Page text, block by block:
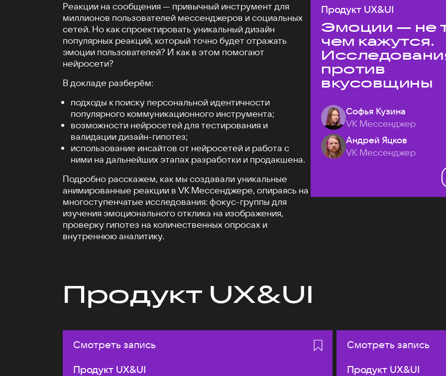
Реакции на сообщения — привычный инструмент для
миллионов пользователей мессенджеров и социальных
сетей. Но как спроектировать уникальный дизайн
популярных реакций, который точно будет отражать
эмоции пользователей? И как в этом помогают
нейросети?
В докладе разберём:
подходы к поиску персональной идентичности
популярного коммуникационного инструмента;
возможности нейросетей для тестирования и
валидации дизайн-гипотез;
использование инсайтов от нейросетей и работа с
ними на дальнейших этапах разработки и продакшена.
Подробно расскажем, как мы создавали уникальные
анимированные реакции в VK Мессенджере, опираясь на
многоступенчатые исследования: фокус-группы для
изучения эмоционального отклика на изображения,
проверку гипотез на количественных опросах и
внутреннюю аналитику.
Продукт UX&UI
Эмоции — не
чем кажутся.
против
вкусовщины
Софья Кузина
VK Мессенджер
Андрей Яцков
VK Мессенджер
Продукт UX&UI
Смотреть запись
Продукт UX&UI
Смотреть запись
Продукт UX&UI